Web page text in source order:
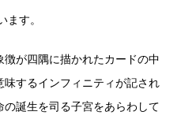
ます。
が四隅に描かれたカードの中
するインフィニティが記され
誕生を司る子宮をあらわして